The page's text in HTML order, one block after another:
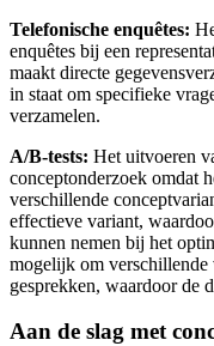
Telefonische enquêtes:
enquêtes bij een
maakt directe
in staat om specifieke
verzamelen.
A/B-tests: Het uitvoeren
conceptonderzoek omdat
verschillende
effectieve variant,
kunnen nemen bij het
mogelijk om verschillende
gesprekken, waardoor de
Aan de slag met